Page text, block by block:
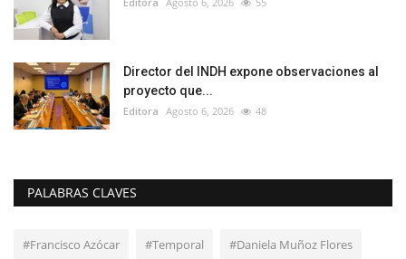
Director del INDH expone observaciones al
proyecto que...
Editora Agosto 6, 2026 48
PALABRAS CLAVES
#Francisco Azócar #Temporal #Daniela Muñoz Flores